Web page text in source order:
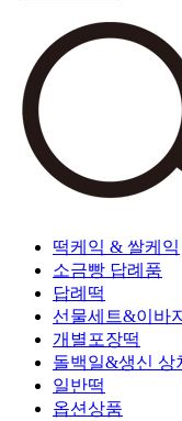
떡케익 & 쌀케익
소금빵 답례품
답례떡
선물세트&이바
개별포장떡
돌백일&생신 상
일반떡
옵션상품